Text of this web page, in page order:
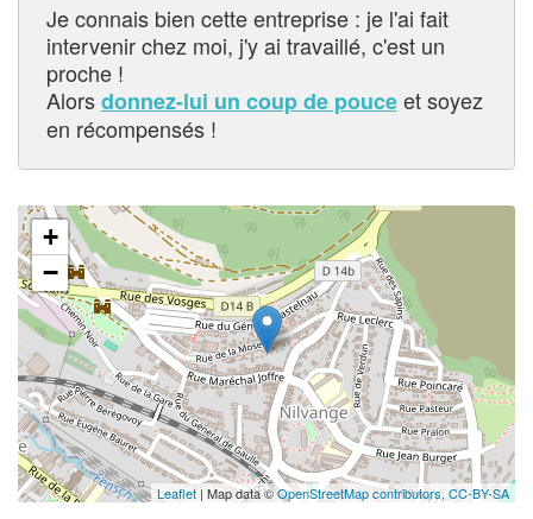
Je connais bien cette entreprise : je l'ai fait
intervenir chez moi, j'y ai travaillé, c'est un
proche !
Alorsdonnez-lui un coup de pouceet soyez
en récompensés !
+
−
Leaflet | Map data ©OpenStreetMap contributors, CC-BY-SA